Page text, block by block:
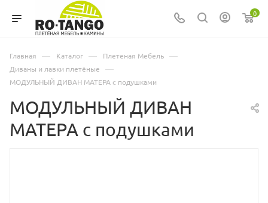
0
Главная — Каталог — Плетеная Мебель —
Диваны и лавки плетёные —
МОДУЛЬНЫЙ ДИВАН МАТЕРА с подушками
МОДУЛЬНЫЙ ДИВАН
МАТЕРА с подушками